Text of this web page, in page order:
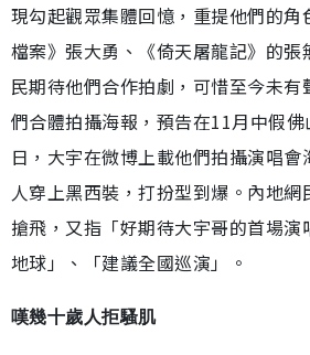
現勾起觀眾集體回憶，重提他們的角
檔案》張大勇、《倚天屠龍記》的
民期待他們合作拍劇，可惜至今未
們合體拍攝海報，預告在11月中假
日，大宇在微博上載他們拍攝演唱會
人穿上黑西裝，打扮型到爆。內地
搶飛，又指「好期待大宇哥的首場
地球」、「建議全國巡演」。
嘆幾十歲人拒騷肌